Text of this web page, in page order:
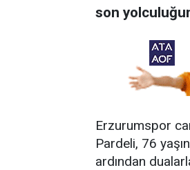
son
Erzurumspor
Pardeli, 76
ardından